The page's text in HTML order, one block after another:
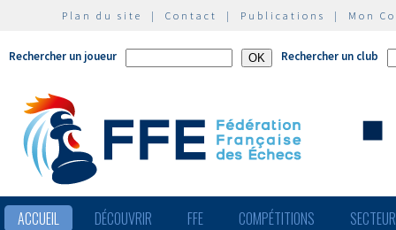
Plan du site | Contact | Publications | Mon
Rechercher un joueur Rechercher un club
ACCUEIL DÉCOUVRIR FFE COMPÉTITIONS